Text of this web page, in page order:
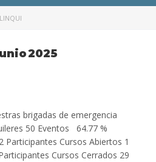
2025
brigadas de emergencia
50 Eventos 64.77 %
Cursos Abiertos 1
Cursos Cerrados 29